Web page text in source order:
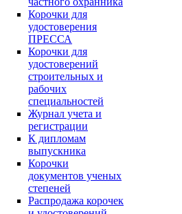
Корочки для
удостоверения
ПРЕССА
Корочки для
удостоверений
строительных и
рабочих
специальностей
Журнал учета и
регистрации
К дипломам
выпускника
Корочки
документов ученых
степеней
Распродажа корочек